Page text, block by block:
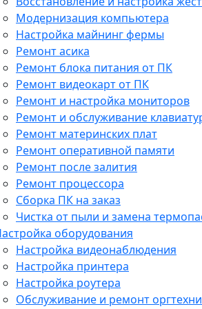
Модернизация компьютера
Настройка майнинг фермы
Ремонт асика
Ремонт блока питания от ПК
Ремонт видеокарт от ПК
Ремонт и настройка мониторов
Ремонт и обслуживание
Ремонт материнских плат
Ремонт оперативной памяти
Ремонт после залития
Ремонт процессора
Сборка ПК на заказ
Чистка от пыли и замена
оборудования
Настройка видеонаблюдения
Настройка принтера
Настройка роутера
Обслуживание и ремонт